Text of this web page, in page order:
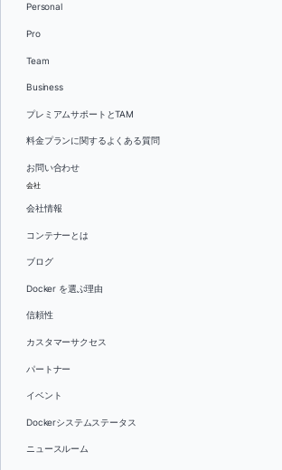
Personal
Pro
Team
Business
プレミアムサポートとTAM
料金プランに関するよくある質問
お問い合わせ
会社
会社情報
コンテナーとは
ブログ
Docker を選ぶ理由
信頼性
カスタマーサクセス
パートナー
イベント
Dockerシステムステータス
ニュースルーム